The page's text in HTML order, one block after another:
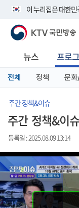
이 누리집은 대한
공식 누리집 주소 확
니다.
이밖에 or.kr 또는
서 도메인 주소를 확
KTV 국민방송
뉴스 프로
전체 정책 문
주간 정책&이슈
주간 정책&이
등록일 : 2025.08.09 13:14